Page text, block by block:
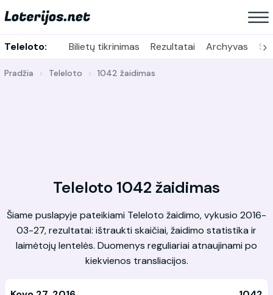
Teleloto: Bilietų tikrinimas Rezultatai Archyvas ›
Pradžia Teleloto 1042 žaidimas
Teleloto 1042 žaidimas
Šiame puslapyje pateikiami Teleloto žaidimo, vykusio 2016-
03-27, rezultatai: ištraukti skaičiai, žaidimo statistika ir
laimėtojų lentelės. Duomenys reguliariai atnaujinami po
kiekvienos transliacijos.